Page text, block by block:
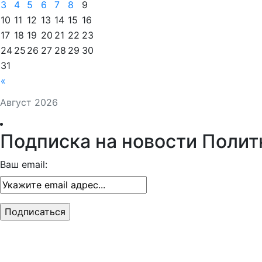
Август 2026
«
3
4 5 6 7 8
9
10 11 12 13 14 15 16
17 18 19 20 21 22 23
24 25 26 27 28 29 30
31
Подписка на новости
Ваш email: